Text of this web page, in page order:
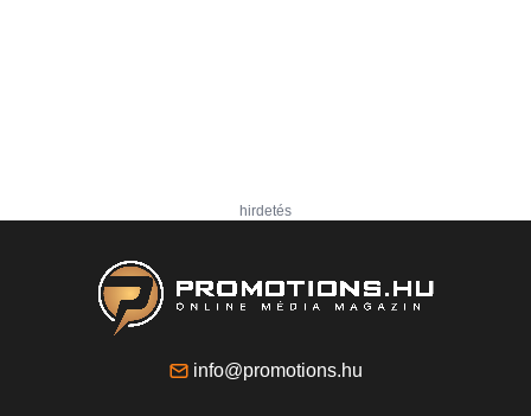
hirdetés
info@promotions.hu